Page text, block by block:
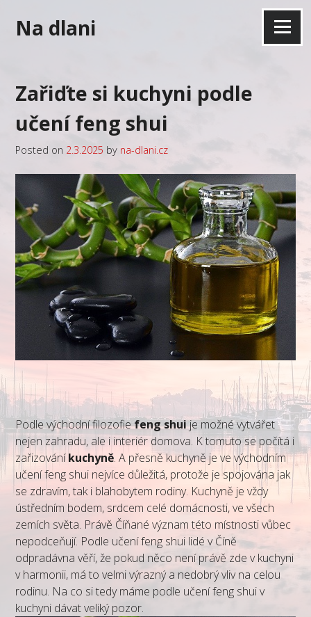
Na dlani Menu
Zařiďte si kuchyni podle
učení feng shui
Posted on 2.3.2025 by na-dlani.cz
Podle východní filozofiefeng shuije možné vytvářet
nejen zahradu, ale i interiér domova. K tomuto se počítá i
zařizováníkuchyně. A přesně kuchyně je ve východním
učení feng shui nejvíce důležitá, protože je spojována jak
se zdravím, tak i blahobytem rodiny. Kuchyně je vždy
ústředním bodem, srdcem celé domácnosti, ve všech
zemích světa. Právě Číňané význam této místnosti vůbec
nepodceňují. Podle učení feng shui lidé v Číně
odpradávna věří, že pokud něco není právě zde v kuchyni
v harmonii, má to velmi výrazný a nedobrý vliv na celou
rodinu. Na co si tedy máme podle učení feng shui v
kuchyni dávat veliký pozor.